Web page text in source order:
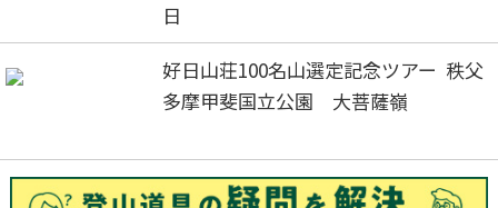
日
好日山荘100名山選定記念ツアー 秩父
多摩甲斐国立公園 大菩薩嶺